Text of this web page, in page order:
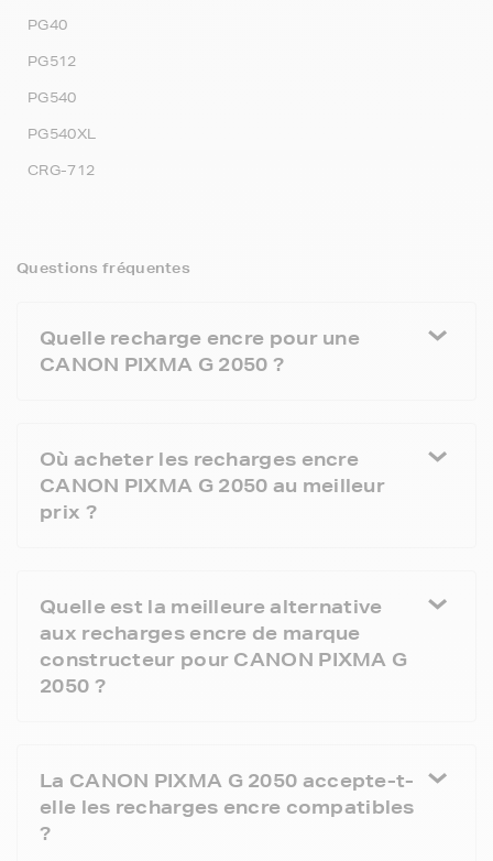
PG40
PG512
PG540
PG540XL
CRG-712
Questions fréquentes
Quelle recharge encre pour une
CANON PIXMA G 2050 ?
Où acheter les recharges encre
CANON PIXMA G 2050 au meilleur
prix ?
Quelle est la meilleure alternative
aux recharges encre de marque
constructeur pour CANON PIXMA G
2050 ?
La CANON PIXMA G 2050 accepte-t-
elle les recharges encre compatibles
?